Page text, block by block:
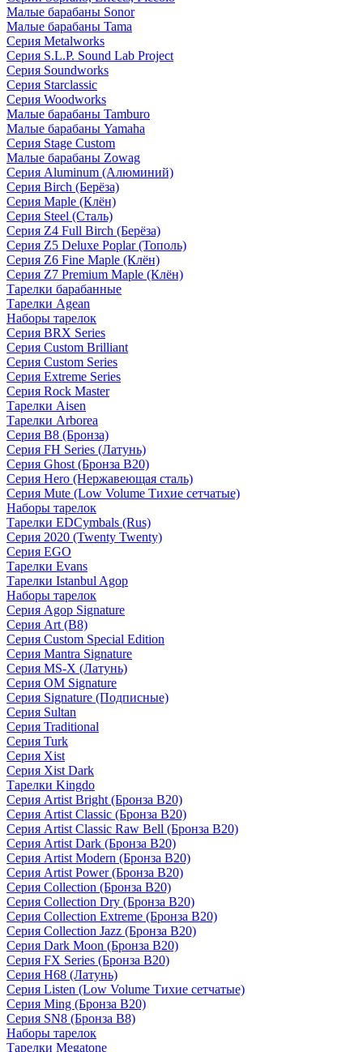
Малые барабаны Sonor
Малые барабаны Tama
Серия Metalworks
Серия S.L.P. Sound Lab Project
Серия Soundworks
Серия Starclassic
Серия Woodworks
Малые барабаны Tamburo
Малые барабаны Yamaha
Серия Stage Custom
Малые барабаны Zowag
Серия Aluminum (Алюминий)
Серия Birch (Берёза)
Серия Maple (Клён)
Серия Steel (Сталь)
Серия Z4 Full Birch (Берёза)
Серия Z5 Deluxe Poplar (Тополь)
Серия Z6 Fine Maple (Клён)
Серия Z7 Premium Maple (Клён)
Тарелки барабанные
Тарелки Agean
Наборы тарелок
Серия BRX Series
Серия Custom Brilliant
Серия Custom Series
Серия Extreme Series
Серия Rock Master
Тарелки Aisen
Тарелки Arborea
Серия B8 (Бронза)
Серия FH Series (Латунь)
Серия Ghost (Бронза B20)
Серия Hero (Нержавеющая сталь)
Серия Mute (Low Volume Тихие сетчатые)
Наборы тарелок
Тарелки EDCymbals (Rus)
Серия 2020 (Twenty Twenty)
Серия EGO
Тарелки Evans
Тарелки Istanbul Agop
Наборы тарелок
Серия Agop Signature
Серия Art (B8)
Серия Custom Special Edition
Серия Mantra Signature
Серия MS-X (Латунь)
Серия OM Signature
Серия Signature (Подписные)
Серия Sultan
Серия Traditional
Серия Turk
Серия Xist
Серия Xist Dark
Тарелки Kingdo
Серия Artist Bright (Бронза B20)
Серия Artist Classic (Бронза B20)
Серия Artist Classic Raw Bell (Бронза B20)
Серия Artist Dark (Бронза B20)
Серия Artist Modern (Бронза B20)
Серия Artist Power (Бронза B20)
Серия Collection (Бронза B20)
Серия Collection Dry (Бронза B20)
Серия Collection Extreme (Бронза B20)
Серия Collection Jazz (Бронза B20)
Серия Dark Moon (Бронза B20)
Серия FX Series (Бронза B20)
Серия H68 (Латунь)
Серия Listen (Low Volume Тихие сетчатые)
Серия Ming (Бронза B20)
Серия SN8 (Бронза B8)
Наборы тарелок
Тарелки Megatone